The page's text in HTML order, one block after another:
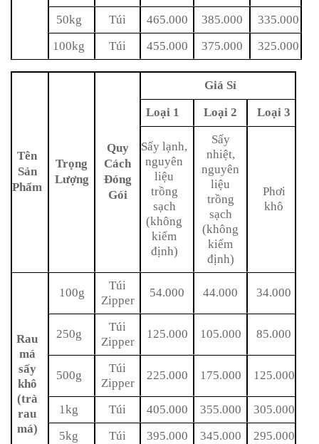
50kg
Túi 465.000 385.000
335.000
100kg
Túi 455.000 375.000 325.000
Tên
Sản
Phẩm
Trọng
Lượng
Quy
Cách
Đóng
Gói
Giá Sỉ
Loại 1
Loại 2 Loại 3
Sấy lạnh,
nguyên
liệu
trồng
sạch
(không
kiểm
định)
Sấy
nhiệt,
nguyên
liệu
trồng
sạch
(không
kiểm
định)
Phơi
khô
Rau
má
sấy
khô
(trà
rau
má)
100g
Túi
Zipper
54.000 44.000 34.000
250g
Túi
Zipper
125.000 105.000 85.000
500g
Túi
Zipper
225.000 175.000 125.000
1kg Túi 405.000 355.000
305.000
5kg
Túi 395.000 345.000
295.000